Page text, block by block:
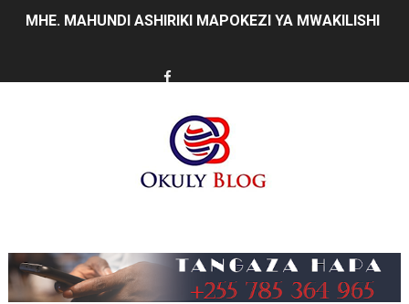
MHE. MAHUNDI ASHIRIKI MAPOKEZI YA MWAKILISHI
TIRDO YAJA NA TEKNOLOJIA YA KUPUNGUZA
Taasisi 54 za Umma kuwasilisha taarifa za utendaji wa
WMA YAENDELEA KUTOA ELIMU YA VIPIMO SAHIHI